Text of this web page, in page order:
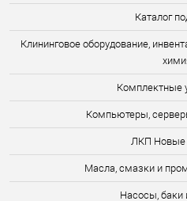
Каталог
Клининговое оборудование,
Комплектные
Компьютеры,
ЛКП Новые
Масла, смазки и
Насосы, баки